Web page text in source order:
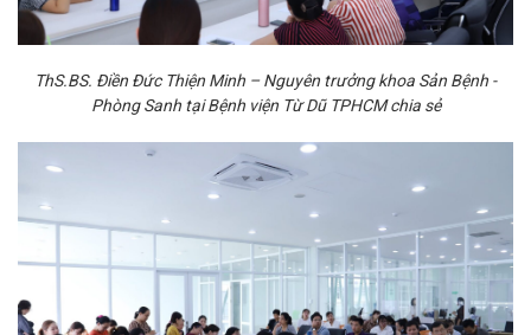
ThS.BS. Điền Đức Thiện Minh – Nguyên trưởng khoa Sản Bệnh -
Phòng Sanh tại Bệnh viện Từ Dũ TPHCM chia sẻ